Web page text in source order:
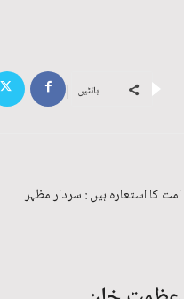
بانٹیں
امت کا استعارہ ہیں : سردار مظہر